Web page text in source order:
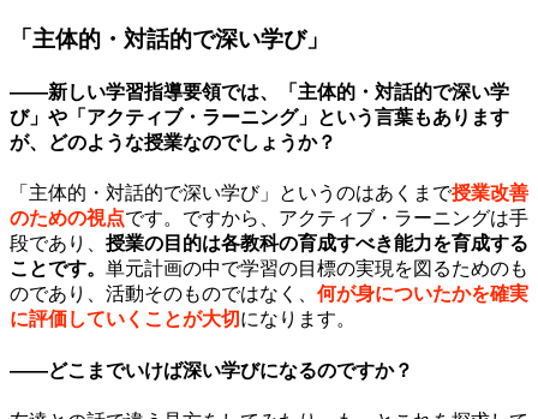
「主体的・対話的で深い学び」
——新しい学習指導要領では、「主体的・対話的で深い学
び」や「アクティブ・ラーニング」という言葉もあります
が、どのような授業なのでしょうか？
「主体的・対話的で深い学び」というのはあくまで授業改善
のための視点です。ですから、アクティブ・ラーニングは手
段であり、 授業の目的は各教科の育成すべき能力を育成する
ことです。 単元計画の中で学習の目標の実現を図るためのも
のであり、活動そのものではなく、 何が身についたかを確実
に評価していくことが大切になります。
——どこまでいけば深い学びになるのですか？